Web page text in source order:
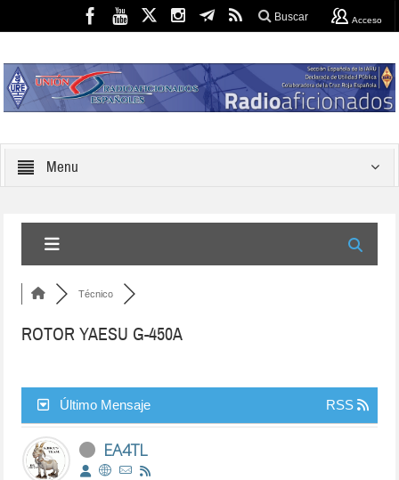
Buscar Acceso
Menu
Técnico
ROTOR YAESU G-450A
Último Mensaje RSS
EA4TL